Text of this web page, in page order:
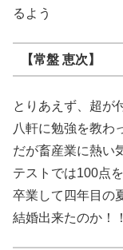
るよう
【常盤 恵次】
とりあえず、超が
八軒に勉強を教わ
だが畜産業に熱い
テストでは100点
卒業して四年目の
結婚出来たのか！